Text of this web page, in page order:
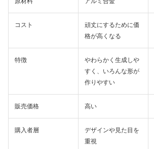
コスト
頑丈にするために価
格が高くなる
特徴
やわらかく生成しや
すく、いろんな形が
作りやすい
販売価格 高い
購入者層
デザインや見た目を
重視